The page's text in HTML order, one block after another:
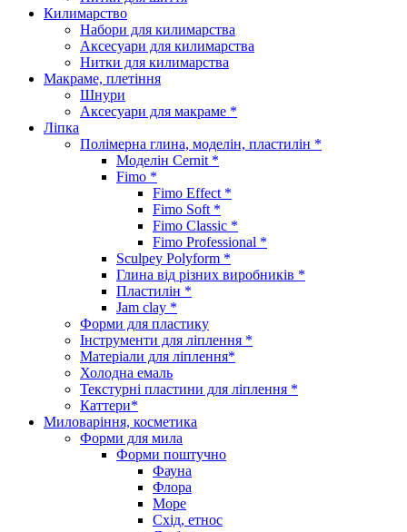
Килимарство
Набори для килимарства
Аксесуари для килимарства
Нитки для килимарства
Макраме, плетіння
Шнури
Аксесуари для макраме *
Ліпка
Полімерна глина, моделін, пластилін *
Моделін Cernit *
Fimo *
Fimo Effect *
Fimo Soft *
Fimo Classic *
Fimo Professional *
Sculpey Polyform *
Глина від різних виробників *
Пластилін *
Jam clay *
Форми для пластику
Інструменти для ліплення *
Матеріали для ліплення*
Холодна емаль
Текстурні пластини для ліплення *
Каттери*
Миловаріння, косметика
Форми для мила
Форми поштучно
Фауна
Флора
Море
Схід, етнос